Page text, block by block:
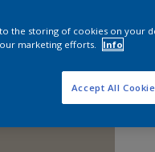
to the storing of cookies on your
our marketing efforts.
Info
Accept All